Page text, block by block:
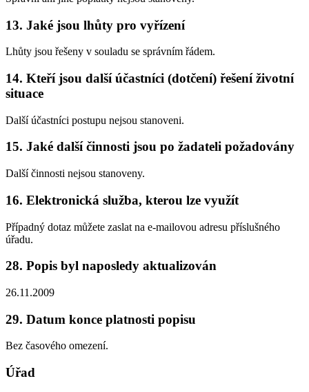
13. Jaké jsou lhůty pro vyřízení
Lhůty jsou řešeny v souladu se správním řádem.
14. Kteří jsou další účastníci (dotčení) řešení životní
situace
Další účastníci postupu nejsou stanoveni.
15. Jaké další činnosti jsou po žadateli požadovány
Další činnosti nejsou stanoveny.
16. Elektronická služba, kterou lze využít
Případný dotaz můžete zaslat na e-mailovou adresu příslušného
úřadu.
28. Popis byl naposledy aktualizován
26.11.2009
29. Datum konce platnosti popisu
Bez časového omezení.
Úřad